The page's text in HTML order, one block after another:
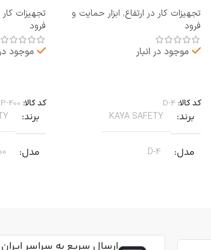
تجهیزات کار در ارتفاع, ابزار حمایت و
فرود
موجود در انبار
کد کالا: D-4
برند KAYA SAFETY
مدل D-4
مناسب برای کارهای عمودی، افقی و
تجهیزات کار
فرود
موجود در
کد کالا: 400
برند
مدل
ارسال سریع به سراسر ایران